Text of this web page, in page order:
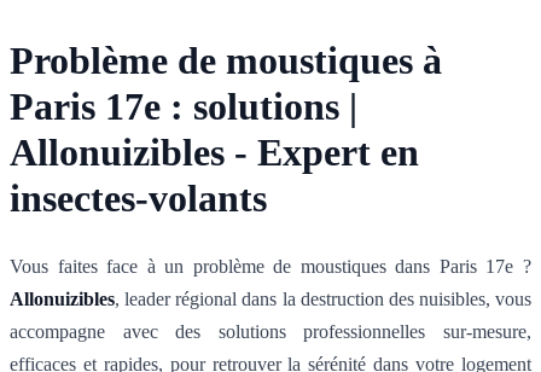
Problème de moustiques à
Paris 17e : solutions |
Allonuizibles - Expert en
insectes-volants
Vous faites face à un problème de moustiques dans Paris 17e ?
Allonuizibles, leader régional dans la destruction des nuisibles, vous
accompagne avec des solutions professionnelles sur-mesure,
efficaces et rapides, pour retrouver la sérénité dans votre logement